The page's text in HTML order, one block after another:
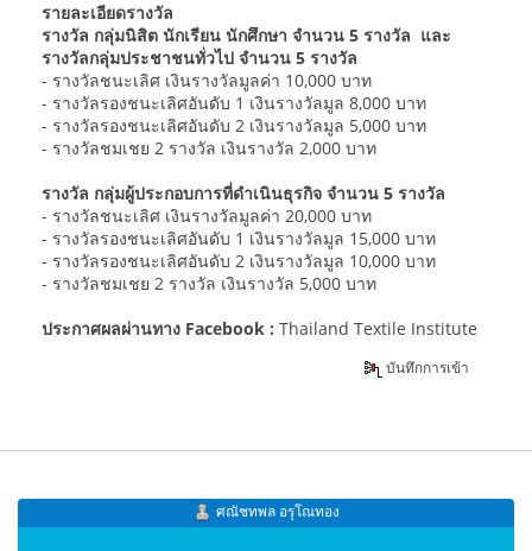
รายละเอียดรางวัล
รางวัล กลุ่มนิสิต นักเรียน นักศึกษา จำนวน 5 รางวัล และ
รางวัลกลุ่มประชาชนทั่วไป จำนวน 5 รางวัล
- รางวัลชนะเลิศ เงินรางวัลมูลค่า 10,000 บาท
- รางวัลรองชนะเลิศอันดับ 1 เงินรางวัลมูล 8,000 บาท
- รางวัลรองชนะเลิศอันดับ 2 เงินรางวัลมูล 5,000 บาท
- รางวัลชมเชย 2 รางวัล เงินรางวัล 2,000 บาท
รางวัล กลุ่มผู้ประกอบการที่ดำเนินธุรกิจ จำนวน 5 รางวัล
- รางวัลชนะเลิศ เงินรางวัลมูลค่า 20,000 บาท
- รางวัลรองชนะเลิศอันดับ 1 เงินรางวัลมูล 15,000 บาท
- รางวัลรองชนะเลิศอันดับ 2 เงินรางวัลมูล 10,000 บาท
- รางวัลชมเชย 2 รางวัล เงินรางวัล 5,000 บาท
ประกาศผลผ่านทาง Facebook : Thailand Textile Institute
บันทึกการเข้า
ศณัชทพล อรุโณทอง